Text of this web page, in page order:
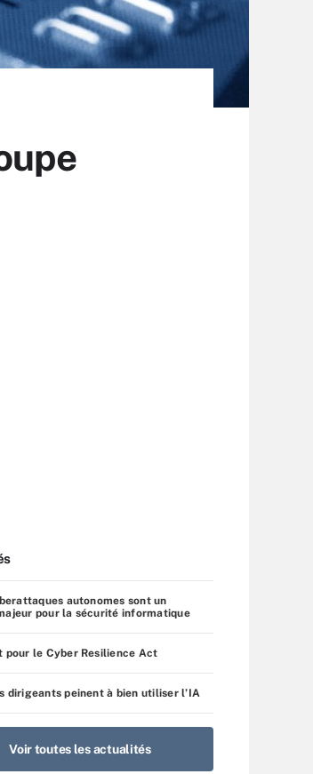
autonomes sont un
pour la sécurité informatique
pour le Cyber Resilience Act
dirigeants peinent à bien utiliser l’IA
Voir toutes les actualités